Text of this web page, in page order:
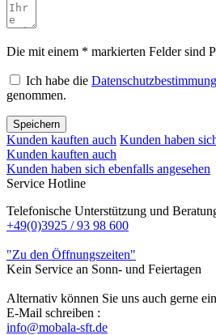
Die mit einem * markierten Felder sind
Ich habe die
genommen.
Speichern
Kunden kauften auch Kunden haben
Kunden kauften auch
Kunden haben sich ebenfalls angesehen
Service Hotline
Telefonische Unterstützung und
+49(0)3925 / 93 98 600
"Zu den Öffnungszeiten"
Kein Service an Sonn- und Feiertagen
Alternativ können Sie uns auch gerne
E-Mail schreiben :
info@mobala-sft.de